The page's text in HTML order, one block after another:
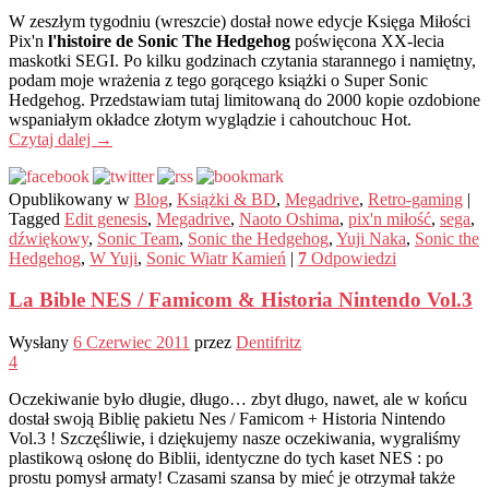
W zeszłym tygodniu (wreszcie) dostał nowe edycje Księga Miłości
Pix'n l'histoire de Sonic The Hedgehog poświęcona XX-lecia
maskotki SEGI. Po kilku godzinach czytania starannego i namiętny,
podam moje wrażenia z tego gorącego książki o Super Sonic
Hedgehog. Przedstawiam tutaj limitowaną do 2000 kopie ozdobione
wspaniałym okładce złotym wyglądzie i cahoutchouc Hot.
Czytaj dalej →
Opublikowany w Blog, Książki & BD, Megadrive, Retro-gaming |
Tagged Edit genesis, Megadrive, Naoto Oshima, pix'n miłość, sega,
dźwiękowy, Sonic Team, Sonic the Hedgehog, Yuji Naka, Sonic the
Hedgehog, W Yuji, Sonic Wiatr Kamień | 7 Odpowiedzi
La Bible NES / Famicom & Historia Nintendo Vol.3
Wysłany 6 Czerwiec 2011 przez Dentifritz
4
Oczekiwanie było długie, długo… zbyt długo, nawet, ale w końcu
dostał swoją Biblię pakietu Nes / Famicom + Historia Nintendo
Vol.3 ! Szczęśliwie, i dziękujemy nasze oczekiwania, wygraliśmy
plastikową osłonę do Biblii, identyczne do tych kaset NES : po
prostu pomysł armaty! Czasami szansa by mieć je otrzymał także